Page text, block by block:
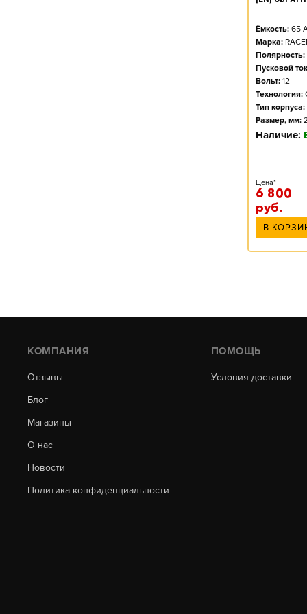
Ёмкость: 65
Марка:
Полярность:
Пусковой
Вольт: 12
Технология:
Тип корпуса:
Размер, мм:
Наличие:
Цена*
6 800
руб.
В
КОМПАНИЯ
Отзывы
Блог
Магазины
О нас
Новости
Политика конфиденциальности
ПОМОЩЬ
Условия доставки